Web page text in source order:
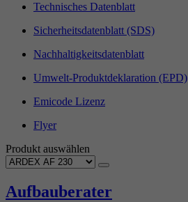
Technisches Datenblatt
Sicherheitsdatenblatt (SDS)
Nachhaltigkeitsdatenblatt
Umwelt-Produktdeklaration (EPD)
Emicode Lizenz
Flyer
Produkt auswählen
Aufbauberater